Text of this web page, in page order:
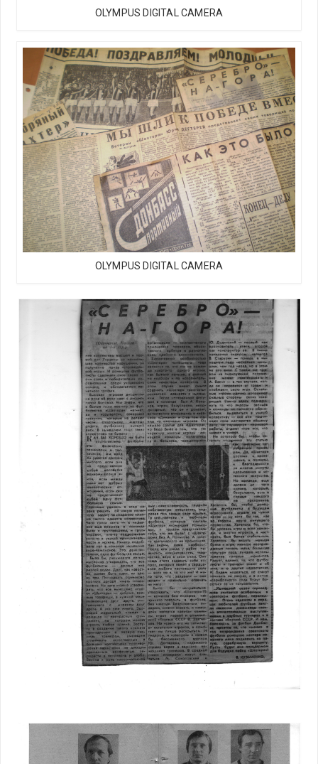
OLYMPUS DIGITAL CAMERA
OLYMPUS DIGITAL CAMERA